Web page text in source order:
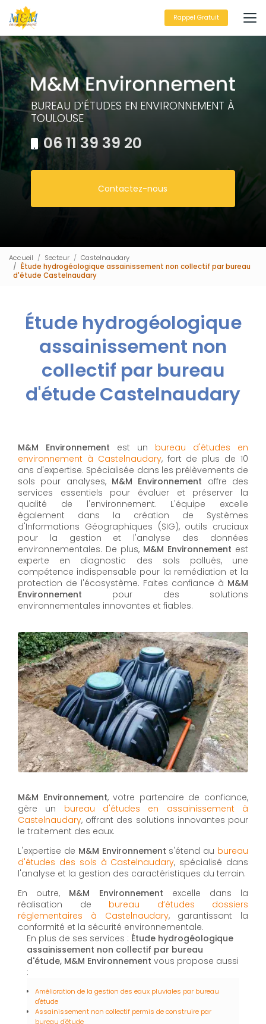
au
contenu
principal
Rappel Gratuit
BUREAU D’ÉTUDES EN ENVIRONNEMENT À
TOULOUSE
06 11 39 39 20
Contactez-nous
Accueil Secteur
Castelnaudary
Étude hydrogéologique assainissement non collectif par bureau
d'étude Castelnaudary
Étude hydrogéologique
assainissement non
collectif par bureau
d'étude Castelnaudary
M&M Environnement est un bureau d'études en
environnement à Castelnaudary, fort de plus de 10
ans d'expertise. Spécialisée dans les prélèvements de
sols pour analyses, M&M Environnement offre des
services essentiels pour évaluer et préserver la
qualité de l'environnement. L'équipe excelle
également dans la création de Systèmes
d'Informations Géographiques (SIG), outils cruciaux
pour la gestion et l'analyse des données
environnementales. De plus, M&M Environnement est
experte en diagnostic des sols pollués, une
compétence indispensable pour la remédiation et la
protection de l'écosystème. Faites confiance à M&M
Environnement pour des solutions
environnementales innovantes et fiables.
M&M Environnement, votre partenaire de confiance,
gère un bureau d'études en assainissement à
Castelnaudary, offrant des solutions innovantes pour
le traitement des eaux.
L'expertise de M&M Environnement s'étend au bureau
d'études des sols à Castelnaudary, spécialisé dans
l'analyse et la gestion des caractéristiques du terrain.
En outre, M&M Environnement excelle dans la
réalisation de bureau d’études dossiers
réglementaires à Castelnaudary, garantissant la
conformité et la sécurité environnementale.
En plus de ses services : Étude hydrogéologique
assainissement non collectif par bureau
d'étude, M&M Environnement vous propose aussi
:
Amélioration de la gestion des eaux pluviales par bureau
d'étude
Assainissement non collectif permis de construire par
bureau d'étude